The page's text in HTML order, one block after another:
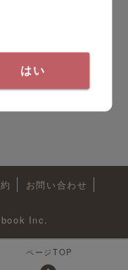
お問い合わせ
Inc.
ページTOP
はい